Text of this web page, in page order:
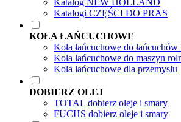
Katalog NEW HOLLAND
Katalogi CZĘŚCI DO PRAS
KOŁA ŁAŃCUCHOWE
Koła łańcuchowe do
Koła łańcuchowe do maszyn
Koła łańcuchowe dla przemysłu
DOBIERZ OLEJ
TOTAL dobierz oleje i smary
FUCHS dobierz oleje i smary